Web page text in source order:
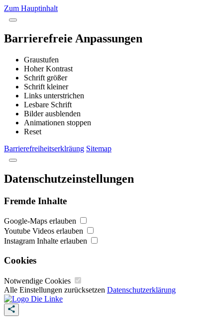
Zum Hauptinhalt
Barrierefreie Anpassungen
Graustufen
Hoher Kontrast
Schrift größer
Schrift kleiner
Links unterstrichen
Lesbare Schrift
Bilder ausblenden
Animationen stoppen
Reset
Barrierefreiheitserklräung Sitemap
Datenschutzeinstellungen
Fremde Inhalte
Google-Maps erlauben
Youtube Videos erlauben
Instagram Inhalte erlauben
Cookies
Notwendige Cookies
Alle Einstellungen zurücksetzen Datenschutzerklärung